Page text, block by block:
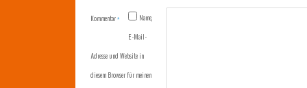
Kommentar*
Name,
E-Mail-
Adresse und Website in
diesem Browser für meinen